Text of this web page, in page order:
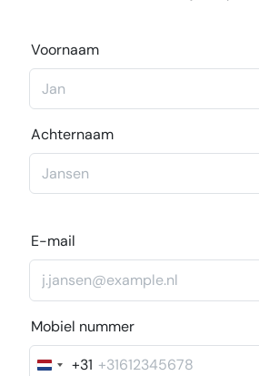
Voornaam
Achternaam
E-mail
Mobiel nummer
Nederland
+31